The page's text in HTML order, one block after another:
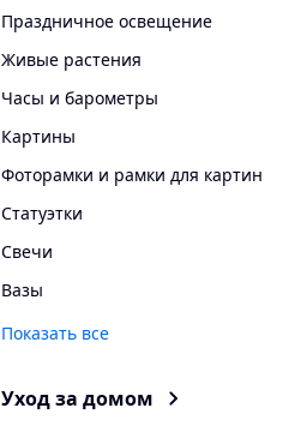
Праздничное освещение
Живые растения
Часы и барометры
Картины
Фоторамки и рамки для картин
Статуэтки
Свечи
Вазы
Показать все
Уход за домом